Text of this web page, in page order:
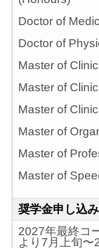
Doctor of
Doctor of
Master of
Master of
Master of
Master of
Master of
Master of
奨学金申し込
2027年最終コ
より7月上旬〜